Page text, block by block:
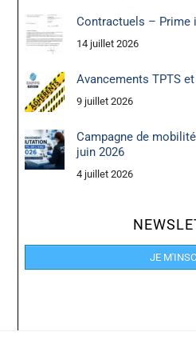
Contractuels – Prime
14 juillet 2026
Avancements TPTS
9 juillet 2026
Campagne de
juin 2026
4 juillet 2026
JE